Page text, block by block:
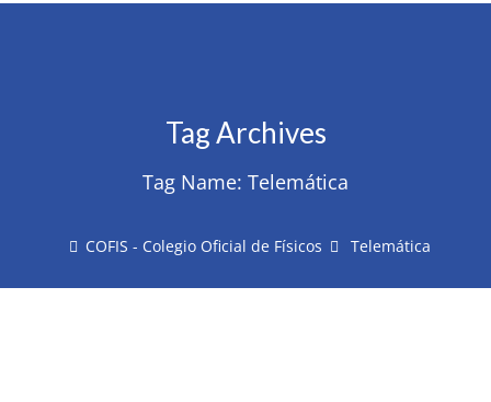
Tag Archives
Tag Name: Telemática
COFIS - Colegio Oficial de Físicos Telemática